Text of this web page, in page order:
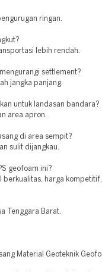
ringan.
lebih rendah.
settlement?
jangka panjang.
untuk landasan bandara?
area apron.
di area sempit?
sulit dijangkau.
geofoam ini?
berkualitas, harga
Tenggara Barat.
Material Geoteknik